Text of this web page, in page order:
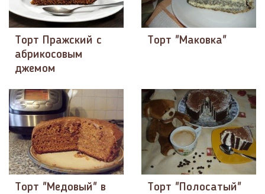
Торт Пражский с
абрикосовым
джемом
Торт "Маковка"
Торт "Медовый" в
Торт "Полосатый"